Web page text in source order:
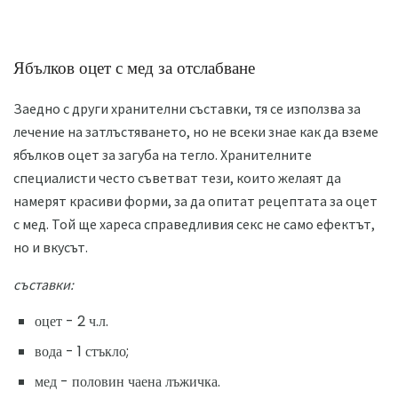
Ябълков оцет с мед за отслабване
Заедно с други хранителни съставки, тя се използва за
лечение на затлъстяването, но не всеки знае как да вземе
ябълков оцет за загуба на тегло. Хранителните
специалисти често съветват тези, които желаят да
намерят красиви форми, за да опитат рецептата за оцет
с мед. Той ще хареса справедливия секс не само ефектът,
но и вкусът.
съставки:
оцет - 2 ч.л.
вода - 1 стъкло;
мед - половин чаена лъжичка.